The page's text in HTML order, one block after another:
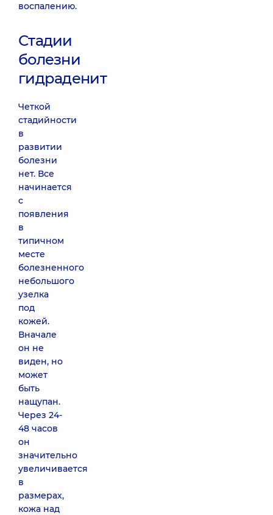
воспалению.
Стадии
болезни
гидраденит
Четкой
стадийности
в
развитии
болезни
нет. Все
начинается
с
появления
в
типичном
месте
болезненного
небольшого
узелка
под
кожей.
Вначале
он не
виден, но
может
быть
нащупан.
Через 24-
48 часов
он
значительно
увеличивается
в
размерах,
кожа над